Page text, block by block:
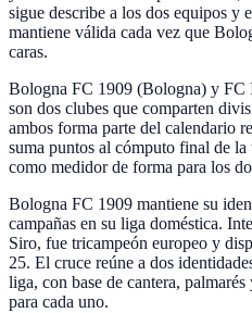
sigue describe a los dos equipos y
mantiene válida cada vez que
caras.
Bologna FC 1909 (Bologna) y
son dos clubes que comparten
ambos forma parte del calendario
suma puntos al cómputo final de la
como medidor de forma para los
Bologna FC 1909 mantiene su
campañas en su liga doméstica.
Siro, fue tricampeón europeo y
25. El cruce reúne a dos
liga, con base de cantera,
para cada uno.